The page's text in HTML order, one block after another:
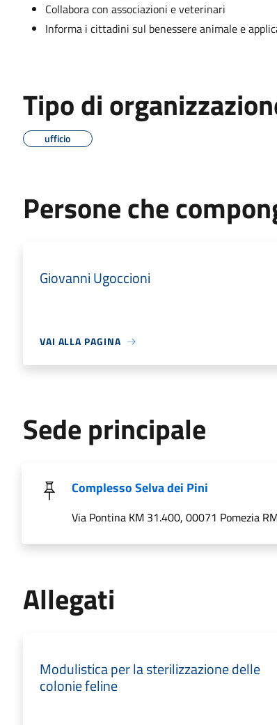
Collabora con associazioni e veterinari
Informa i cittadini sul benessere animale e
Tipo di
ufficio
Persone che
Giovanni Ugoccioni
VAI ALLA PAGINA
Sede principale
Complesso Selva dei Pini
Via Pontina KM 31.400, 00071 Pomezia
Allegati
Modulistica per la sterilizzazione delle
colonie feline